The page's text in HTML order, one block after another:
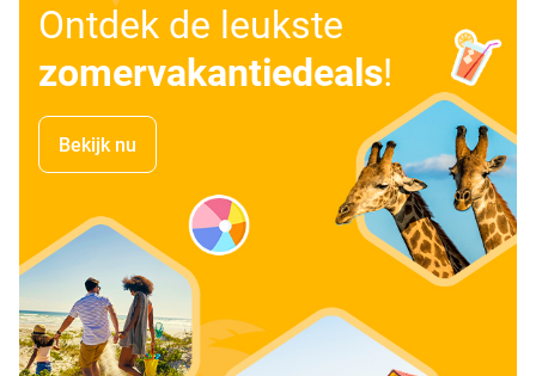
Ontdek de leukste
zomervakantiedeals!
Bekijk nu